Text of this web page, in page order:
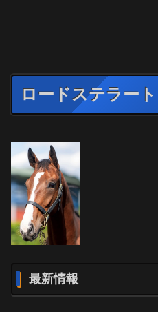
ロードステラート
最新情報